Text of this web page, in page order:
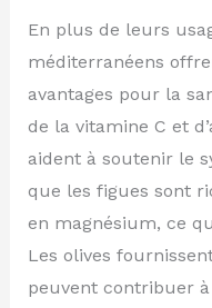
En plus de leurs
méditerranéens
avantages pour la
de la vitamine C et
aident à soutenir le
que les figues sont
en magnésium, ce
Les olives
peuvent contribuer